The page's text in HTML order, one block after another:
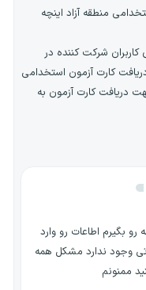
استخدامی منطقه آزاد اینچه
شرکت کننده در
کارت آزمون استخدامی
دریافت کارت آزمون به
بگیرم اطاعات رو وارد
وجود ندارد مشکل همه
ممنونم